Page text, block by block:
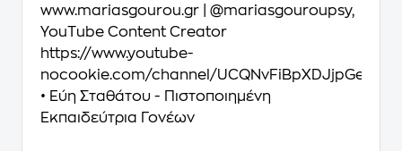
www.mariasgourou.gr | @mariasgouroupsy,
YouTube Content Creator
https://www.youtube-
nocookie.com/channel/
• Εύη Σταθάτου - Πιστοποιημένη
Εκπαιδεύτρια Γονέων